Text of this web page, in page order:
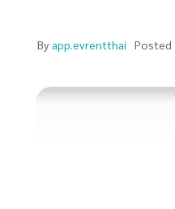
By app.evrentthai Posted